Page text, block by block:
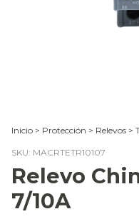
Inicio > Protección > Relevos >
SKU: MACRTETR10107
Relevo
7/10A